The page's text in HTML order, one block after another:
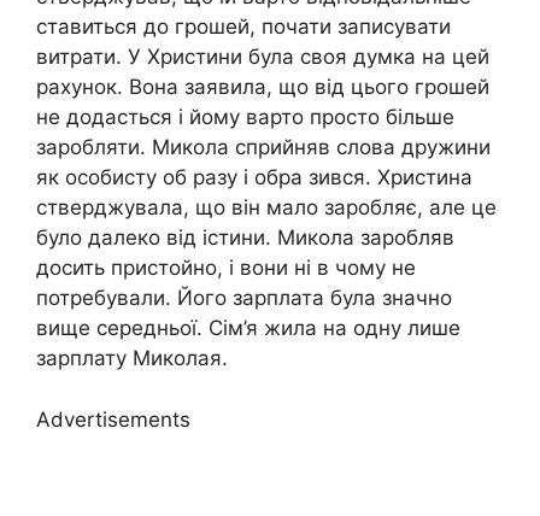
ставиться до грошей, почати записувати
витрати. У Христини була своя думка на цей
рахунок. Вона заявила, що від цього грошей
не додасться і йому варто просто більше
заробляти. Микола сприйняв слова дружини
як особисту об разу і обра зився. Христина
стверджувала, що він мало заробляє, але це
було далеко від істини. Микола заробляв
досить пристойно, і вони ні в чому не
потребували. Його зарплата була значно
вище середньої. Сім’я жила на одну лише
зарплату Миколая.
Advertisements